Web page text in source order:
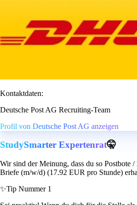
Kontaktdaten:
Deutsche Post AG Recruiting-Team
Profil von Deutsche Post AG anzeigen
StudySmarter Expertenrat🤫
Wir sind der Meinung, dass du so Postbote
Briefe (m/w/d) (17.92 EUR pro Stunde)
✨Tip Nummer 1